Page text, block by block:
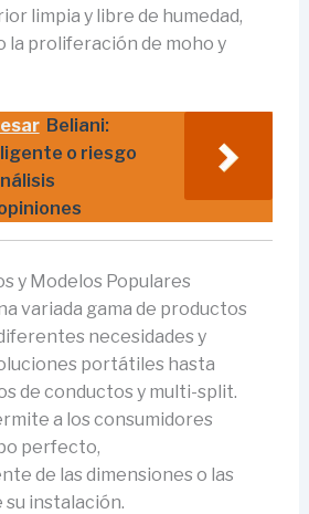
limpia y libre de humedad,
la proliferación de moho y
Beliani:
o riesgo
y Modelos Populares
variada gama de productos
necesidades y
portátiles hasta
de conductos y multi-split.
a los consumidores
perfecto,
de las dimensiones o las
instalación.